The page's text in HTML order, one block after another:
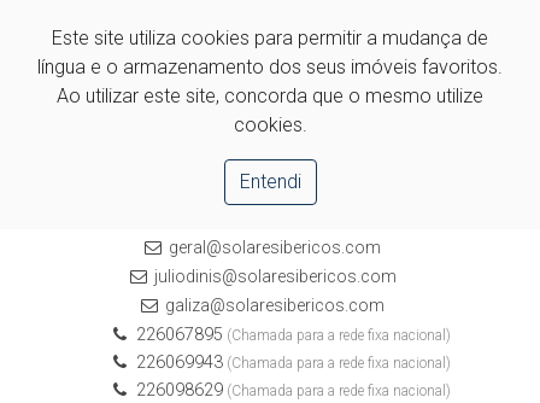
Este site utiliza cookies para permitir a mudança de
língua e o armazenamento dos seus imóveis favoritos.
Ao utilizar este site, concorda que o mesmo utilize
cookies.
Entendi
geral@solaresibericos.com
juliodinis@solaresibericos.com
galiza@solaresibericos.com
226067895 (Chamada para a rede fixa nacional)
226069943(Chamada para a rede fixa nacional)
226098629(Chamada para a rede fixa nacional)